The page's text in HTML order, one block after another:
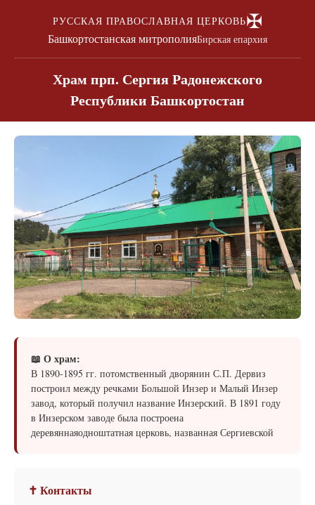
РУССКАЯ ПРАВОСЛАВНАЯ ЦЕРКОВЬ✠
Башкортостанская митрополияБирская епархия
Храм прп. Сергия Радонежского
Республики Башкортостан
📖 О храм:
В 1890-1895 гг. потомственный дворянин С.П. Дервиз
построил между речками Большой Инзер и Малый Инзер
завод, который получил название Инзерский. В 1891 году
в Инзерском заводе была построена
деревяннаяодноштатная церковь, названная Сергиевской
✝ Контакты